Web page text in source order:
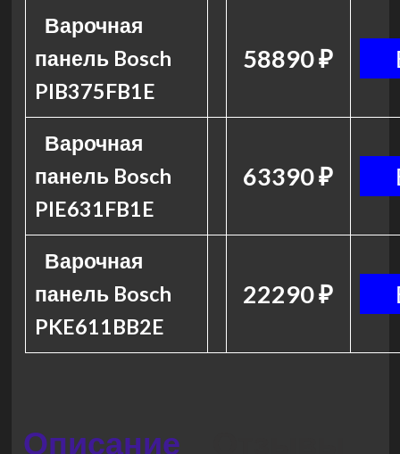
Варочная
панель Bosch
PIB375FB1E
58890 ₽
Варочная
панель Bosch
PIE631FB1E
63390 ₽
Варочная
панель Bosch
PKE611BB2E
22290 ₽
Описание